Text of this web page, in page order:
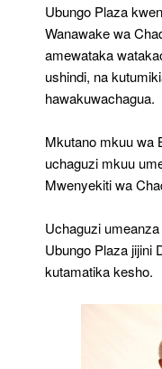
Ubungo Plaza
Wanawake wa
amewataka
ushindi, na
hawakuwachagua.
Mkutano mkuu wa
uchaguzi mkuu
Mwenyekiti wa
Uchaguzi
Ubungo Plaza jijini
kutamatika kesho.